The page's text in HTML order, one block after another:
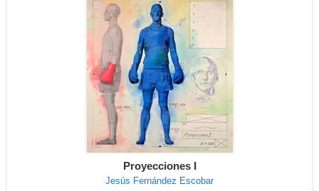
Proyecciones I
Jesús Fernández Escobar